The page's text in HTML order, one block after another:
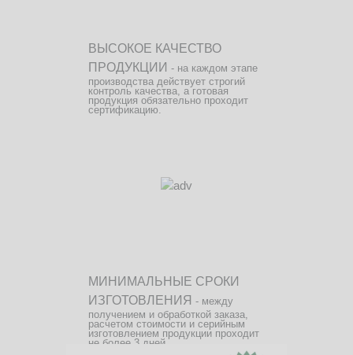
ВЫСОКОЕ КАЧЕСТВО
ПРОДУКЦИИ - на каждом этапе
производства действует строгий
контроль качества, а готовая
продукция обязательно проходит
сертификацию.
МИНИМАЛЬНЫЕ СРОКИ
ИЗГОТОВЛЕНИЯ - между
получением и обработкой заказа,
расчетом стоимости и серийным
изготовлением продукции проходит
не более 3 дней.